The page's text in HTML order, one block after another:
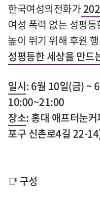
한국여성의전화가
여성 폭력 없는 성평
높이 뛰기 위해 후원
성평등한 세상을 만드
일시: 6월 10일(금) ~
10:00~21:00
장소:홍대 애프터눈커
포구 신촌로4길 22-
📑 구성